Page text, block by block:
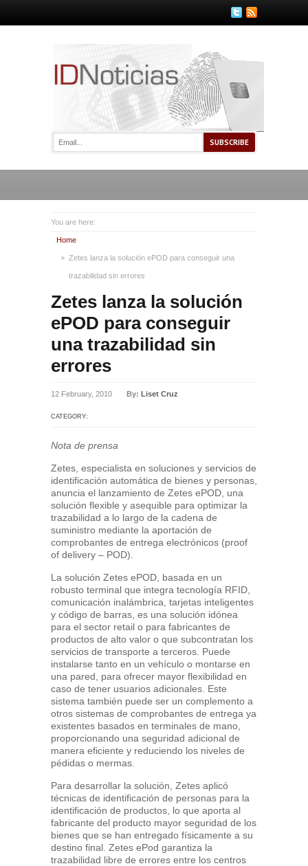
You are here:
Home
Zetes lanza la solución ePOD para conseguir una
trazabilidad sin errores
Zetes lanza la solución
ePOD para conseguir
una trazabilidad sin
errores
12 February, 2010 By: Liset Cruz
CATEGORY:
Nota de prensa
Zetes, especialista en soluciones y servicios de
identificación automática de bienes y personas,
anuncia el lanzamiento de Zetes ePOD, una
solución flexible y asequible para optimizar la
trazabilidad a lo largo de la cadena de
suministro mediante la aportación de
comprobantes de entrega electrónicos (proof
of delivery – POD).
La solución Zetes ePOD, basada en un
robusto terminal que integra tecnología RFID,
comunicación inalámbrica, tarjetas inteligentes
y código de barras, es una solución idónea
para el sector retail o para fabricantes de
productos de alto valor o que subcontratan los
servicios de transporte a terceros. Puede
instalarse tanto en un vehículo o montarse en
una pared, para ofrecer mayor flexibilidad en
caso de tener usuarios adicionales. Este
sistema también puede ser un complemento a
otros sistemas de comprobantes de entrega ya
existentes basados en terminales de mano,
proporcionando una seguridad adicional de
manera eficiente y reduciendo los niveles de
pédidas o mermas.
Para desarrollar la solución, Zetes aplicó
técnicas de identificación de personas para la
identificación de productos, lo que aporta al
fabricante del producto mayor seguridad de los
bienes que se han entregado físicamente a su
destino final. Zetes ePod garantiza la
trazabilidad libre de errores entre los centros